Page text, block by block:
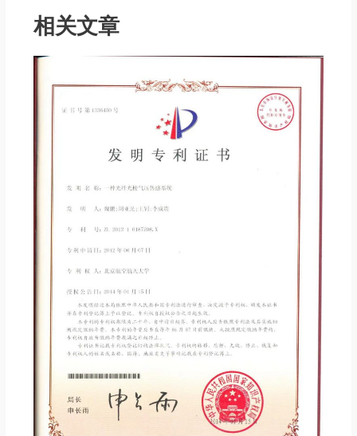
相关文章